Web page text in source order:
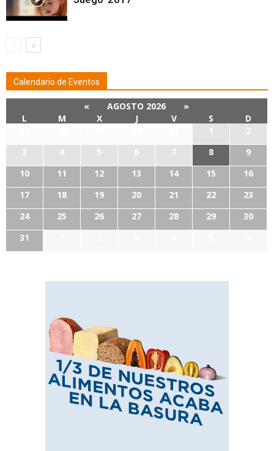
Calendario de Eventos
« AGOSTO 2026
»
L
M X J V S
D
1
2
3
4 5 6 7 8
9
10
11 12 13 14 15
16
17
18 19 20 21 22
23
24
25 26 27 28 29
30
31